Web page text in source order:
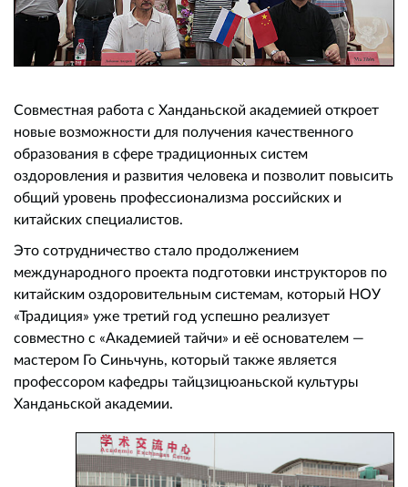
Совместная работа с Ханданьской академией откроет
новые возможности для получения качественного
образования в сфере традиционных систем
оздоровления и развития человека и позволит повысить
общий уровень профессионализма российских и
китайских специалистов.
Это сотрудничество стало продолжением
международного проекта подготовки инструкторов по
китайским оздоровительным системам, который НОУ
«Традиция» уже третий год успешно реализует
совместно с «Академией тайчи» и её основателем —
мастером Го Синьчунь, который также является
профессором кафедры тайцзицюаньской культуры
Ханданьской академии.